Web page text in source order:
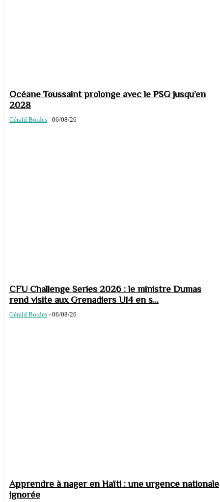
Océane Toussaint prolonge avec le PSG jusqu’en
2028
Gérald Bordes - 06/08/26
CFU Challenge Series 2026 : le ministre Dumas
rend visite aux Grenadiers U14 en s...
Gérald Bordes - 06/08/26
Apprendre à nager en Haïti : une urgence nationale
ignorée